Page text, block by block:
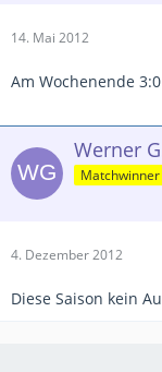
14. Mai 2012
Am Wochenende
Werner
Matchwinner
4. Dezember 2012
Diese Saison kein